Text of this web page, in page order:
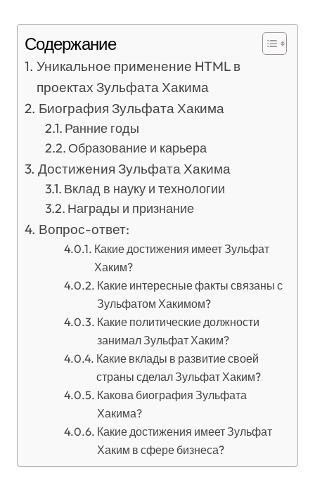
Содержание
Уникальное применение HTML в
проектах Зульфата Хакима
Биография Зульфата Хакима
Ранние годы
Образование и карьера
Достижения Зульфата Хакима
Вклад в науку и технологии
Награды и признание
Вопрос-ответ:
Какие достижения имеет Зульфат
Хаким?
Какие интересные факты связаны с
Зульфатом Хакимом?
Какие политические должности
занимал Зульфат Хаким?
Какие вклады в развитие своей
страны сделал Зульфат Хаким?
Какова биография Зульфата
Хакима?
Какие достижения имеет Зульфат
Хаким в сфере бизнеса?